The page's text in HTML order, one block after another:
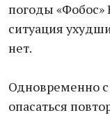
погоды
ситуация
нет.
Одновременно с
опасаться